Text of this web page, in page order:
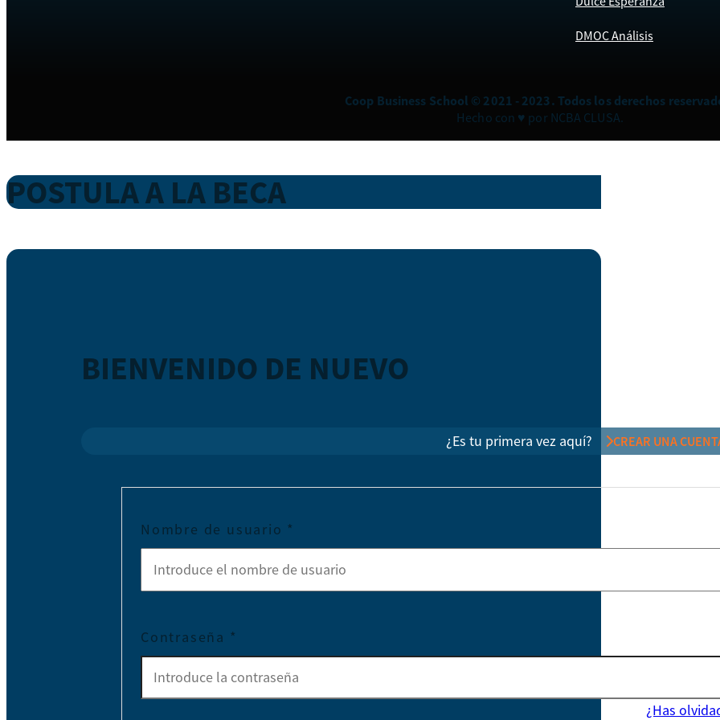
DMOC Análisis
Coop Business School © 2021 - 2023. Todos los derechos
Hecho con ♥ por NCBA CLUSA.
POSTULA A LA BECA
BIENVENIDO DE NUEVO
¿Es tu primera vez aquí? CREAR UNA
Nombre de usuario *
Contraseña *
¿Has